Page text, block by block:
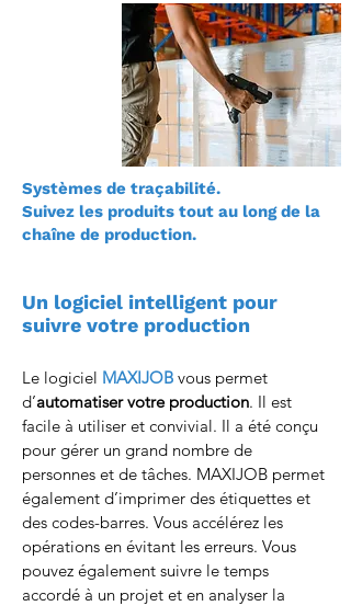
Systèmes de traçabilité.
Suivez les produits tout au long de la
chaîne de production.
Un logiciel intelligent pour
suivre votre production
Le logiciel MAXIJOB vous permet
d’automatiser votre production. Il est
facile à utiliser et convivial. Il a été conçu
pour gérer un grand nombre de
personnes et de tâches. MAXIJOB permet
également d’imprimer des étiquettes et
des codes-barres. Vous accélérez les
opérations en évitant les erreurs. Vous
pouvez également suivre le temps
accordé à un projet et en analyser la